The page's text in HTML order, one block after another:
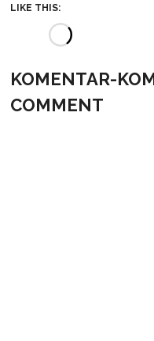
LIKE THIS:
KOMENTAR-
COMMENT